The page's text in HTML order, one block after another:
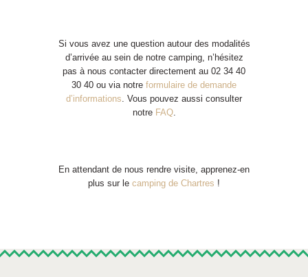
Si vous avez une question autour des modalités
d’arrivée au sein de notre camping, n’hésitez
pas à nous contacter directement au 02 34 40
30 40 ou via notre formulaire de demande
d’informations . Vous pouvez aussi consulter
notre FAQ.
En attendant de nous rendre visite, apprenez-en
plus sur le camping de Chartres !